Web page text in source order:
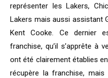
représenter les Lakers,
Lakers mais aussi assistant
Kent Cooke. Ce dernier
franchise, qu’il s’apprête à
ont été clairement établies
récupère la franchise,